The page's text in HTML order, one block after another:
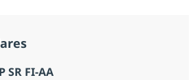
SR FI-AA